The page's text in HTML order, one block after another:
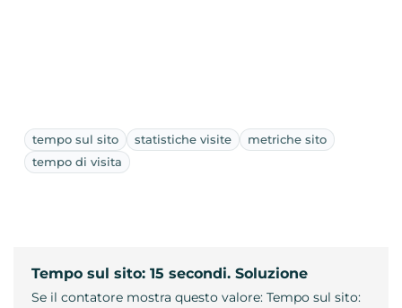
tempo sul sito statistiche visite
metriche sito
tempo di visita
Tempo sul sito: 15 secondi. Soluzione
Se il contatore mostra questo valore: Tempo sul sito: